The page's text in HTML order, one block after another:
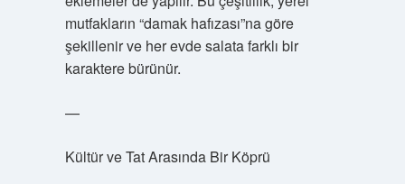
mutfakların “damak hafızası”na göre
şekillenir ve her evde salata farklı bir
karaktere bürünür.
—
Kültür ve Tat Arasında Bir Köprü